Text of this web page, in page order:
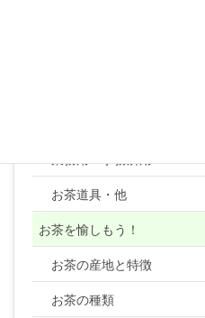
お茶道具・他
お茶を愉しもう！
お茶の産地と特徴
お茶の種類